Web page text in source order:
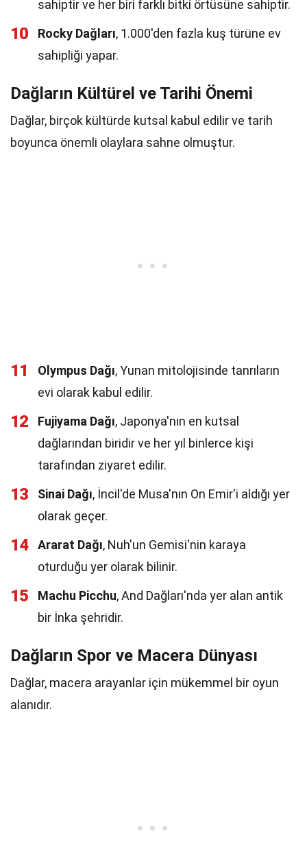
sahiptir ve her biri farklı bitki örtüsüne sahiptir.
10 Rocky Dağları, 1.000'den fazla kuş türüne ev
sahipliği yapar.
Dağların Kültürel ve Tarihi Önemi
Dağlar, birçok kültürde kutsal kabul edilir ve tarih
boyunca önemli olaylara sahne olmuştur.
11 Olympus Dağı, Yunan mitolojisinde tanrıların
evi olarak kabul edilir.
12 Fujiyama Dağı, Japonya'nın en kutsal
dağlarından biridir ve her yıl binlerce kişi
tarafından ziyaret edilir.
13 Sinai Dağı, İncil'de Musa'nın On Emir'i aldığı yer
olarak geçer.
14 Ararat Dağı, Nuh'un Gemisi'nin karaya
oturduğu yer olarak bilinir.
15 Machu Picchu, And Dağları'nda yer alan antik
bir İnka şehridir.
Dağların Spor ve Macera Dünyası
Dağlar, macera arayanlar için mükemmel bir oyun
alanıdır.